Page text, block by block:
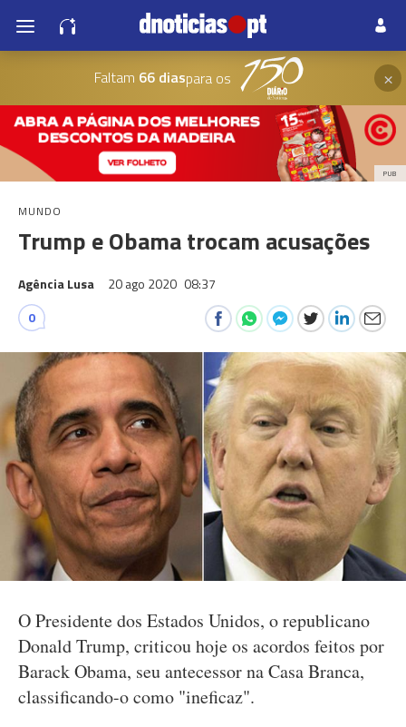
Faltam 66 diaspara os ×
PUB
MUNDO
Trump e Obama trocam acusações
Agência Lusa 20 ago 2020 08:37
0
O Presidente dos Estados Unidos, o republicano
Donald Trump, criticou hoje os acordos feitos por
Barack Obama, seu antecessor na Casa Branca,
classificando-o como "ineficaz".